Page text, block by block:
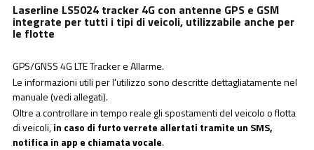
Laserline LS5024 tracker 4G con antenne GPS e GSM
integrate per tutti i tipi di veicoli, utilizzabile anche per
le flotte
GPS/GNSS 4G LTE Tracker e Allarme.
Le informazioni utili per l'utilizzo sono descritte dettagliatamente nel
manuale (vedi allegati).
Oltre a controllare in tempo reale gli spostamenti del veicolo o flotta
di veicoli,in caso di furto verrete allertati tramite un SMS,
notifica in app e chiamata vocale.